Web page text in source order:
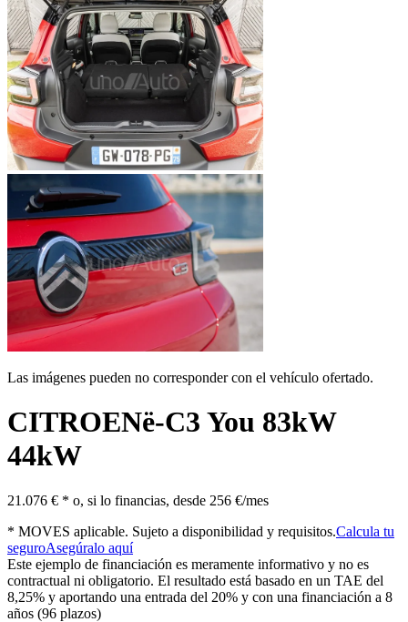
Las imágenes pueden no corresponder con el vehículo ofertado.
CITROENë-C3 You 83kW
44kW
21.076 € * o, si lo financias, desde 256 €/mes
* MOVES aplicable. Sujeto a disponibilidad y requisitos.Calcula tu
seguroAsegúralo aquí
Este ejemplo de financiación es meramente informativo y no es
contractual ni obligatorio. El resultado está basado en un TAE del
8,25% y aportando una entrada del 20% y con una financiación a 8
años (96 plazos)